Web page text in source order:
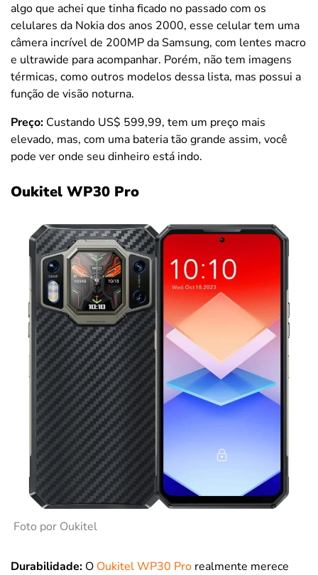
algo que achei que tinha ficado no passado com os
celulares da Nokia dos anos 2000, esse celular tem uma
câmera incrível de 200MP da Samsung, com lentes macro
e ultrawide para acompanhar. Porém, não tem imagens
térmicas, como outros modelos dessa lista, mas possui a
função de visão noturna.
Preço: Custando US$ 599,99, tem um preço mais
elevado, mas, com uma bateria tão grande assim, você
pode ver onde seu dinheiro está indo.
Oukitel WP30 Pro
Foto por Oukitel
Durabilidade: O Oukitel WP30 Pro realmente merece